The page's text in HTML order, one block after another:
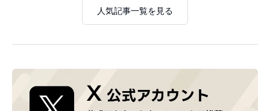
人気記事一覧を見る